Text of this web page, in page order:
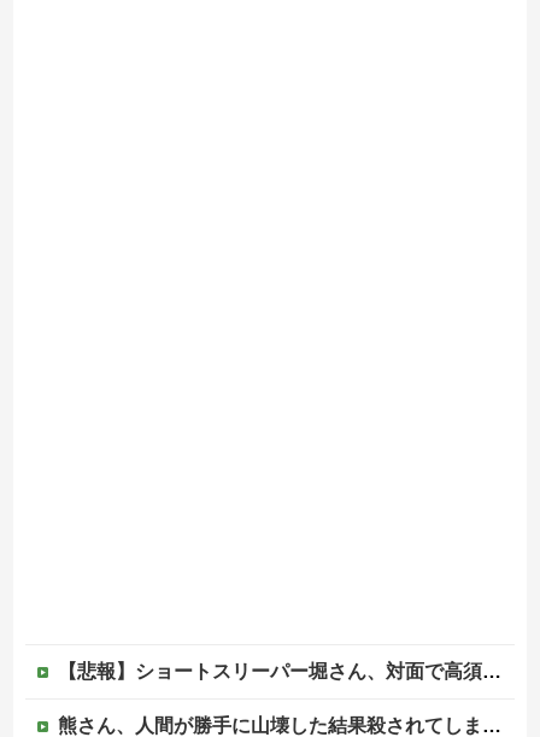
【悲報】ショートスリーパー堀さん、対面で高須幹弥にブチギレるｗｗｗｗ
熊さん、人間が勝手に山壊した結果殺されてしまう…これ半分虐殺だろ